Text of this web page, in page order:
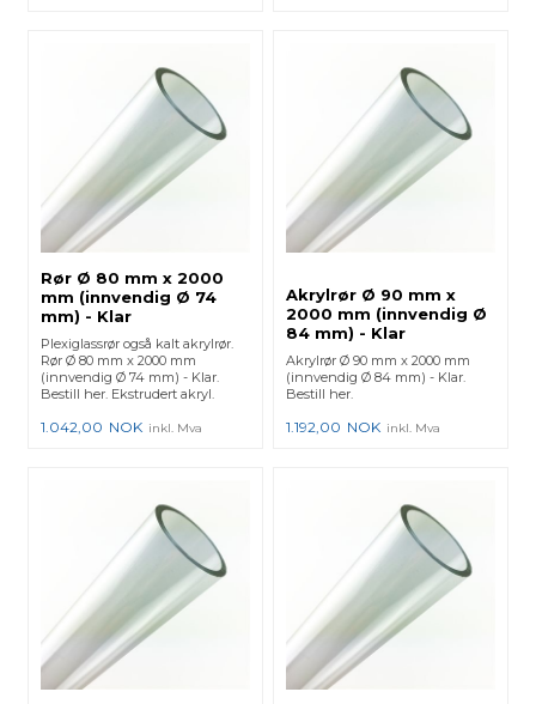
Rør Ø 80 mm x 2000
mm (innvendig Ø 74
mm) - Klar
Plexiglassrør også kalt akrylrør.
Rør Ø 80 mm x 2000 mm
(innvendig Ø 74 mm) - Klar.
Bestill her. Ekstrudert akryl.
1.042,00 NOK inkl. Mva
Akrylrør Ø 90 mm x
2000 mm (innvendig Ø
84 mm) - Klar
Akrylrør Ø 90 mm x 2000 mm
(innvendig Ø 84 mm) - Klar.
Bestill her.
1.192,00 NOK inkl. Mva